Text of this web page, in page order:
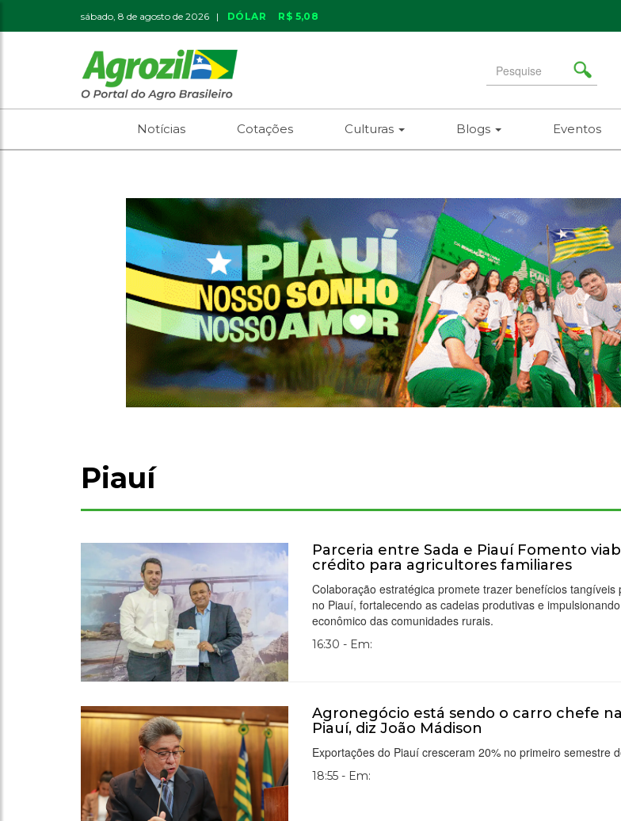
sábado, 8 de agosto de 2026 | DÓLAR R$ 5,08
Search
for
Notícias Cotações Culturas Blogs Eventos
Piauí
Parceria entre Sada e Piauí Fomento
crédito para agricultores familiares
Colaboração estratégica promete trazer benefícios
no Piauí, fortalecendo as cadeias produtivas e
econômico das comunidades rurais.
16:30 - Em:
Agronegócio está sendo o carro chefe
Piauí, diz João Mádison
Exportações do Piauí cresceram 20% no primeiro semestre
18:55 - Em: